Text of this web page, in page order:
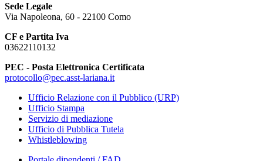
Sede Legale
Via Napoleona, 60 - 22100 Como
CF e Partita Iva
03622110132
PEC - Posta Elettronica Certificata
protocollo@pec.asst-lariana.it
Ufficio Relazione con il Pubblico (URP)
Ufficio Stampa
Servizio di mediazione
Ufficio di Pubblica Tutela
Whistleblowing